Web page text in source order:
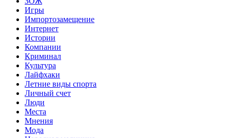
Игры
Импортозамещение
Интернет
Истории
Компании
Криминал
Культура
Лайфхаки
Летние виды спорта
Личный счет
Люди
Места
Мнения
Мода